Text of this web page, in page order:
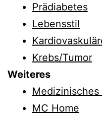
Prädiabetes
Lebensstil
Krebs/Tumor
Weiteres
Medizinisches
MC Home